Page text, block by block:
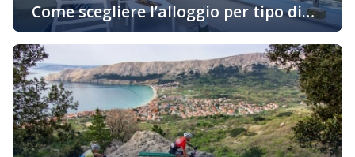
Come scegliere l’alloggio per tipo di
attività in vacanza
Oggigiorno sempre di più gli ospiti cercano alloggio in
base alle loro preferenze personali e allo stile di
godimento della loro vacanza. Se siete uno di quelli che
desiderano prenotare un alloggio in un appartamento
adatto al vostro stile di vita, continuate a leggere… Una
vacanza attiva con il minimo trattenimento
nell’appartamento Innanzitutto dovete pensare […]